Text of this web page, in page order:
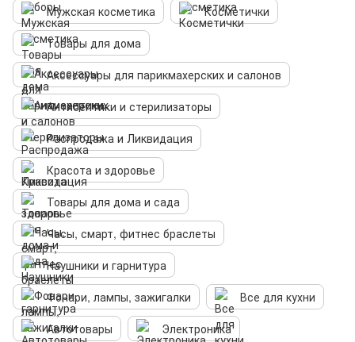
Мужская косметика
Косметички
Товары для дома
Аксессуары для парикмахерских и салонов
Антисептики и стерилизаторы
Распродажа и Ликвидация
Красота и здоровье
Товары для дома и сада
Часы, смарт, фитнес браслеты
Наушники и гарнитура
Фонари, лампы, зажигалки
Все для кухни
Автотовары
Электроника